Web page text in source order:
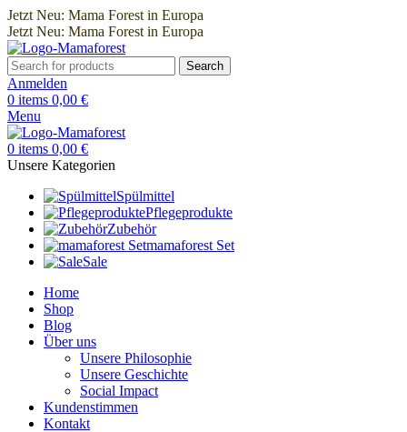
Jetzt Neu: Mama Forest in Europa
Jetzt Neu: Mama Forest in Europa
Search
Anmelden
0 items 0,00 €
Menu
0 items 0,00 €
Unsere Kategorien
Spülmittel
Pflegeprodukte
Zubehör
mamaforest Set
Sale
Home
Shop
Blog
Über uns
Unsere Philosophie
Unsere Geschichte
Social Impact
Kundenstimmen
Kontakt